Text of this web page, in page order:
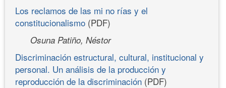
Los reclamos de las mi no rías y el
constitucionalismo (PDF)
Osuna Patiño, Néstor
Discriminación estructural, cultural, institucional y
personal. Un análisis de la producción y
reproducción de la discriminación (PDF)